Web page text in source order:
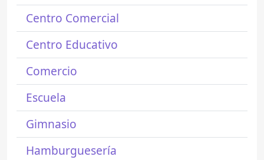
Centro Comercial
Centro Educativo
Comercio
Escuela
Gimnasio
Hamburguesería